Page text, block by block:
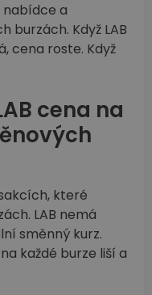
nabídce a
Když LAB
cena roste. Když
cena na
které
LAB nemá
směnný kurz.
každé burze liší a